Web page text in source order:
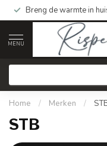
Breng de warmte in
MENU
Home / Merken /
STB